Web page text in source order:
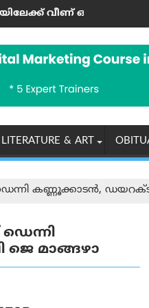
മൂന്നു പേര്‍ക്ക്
LITERATURE & ART
കണ്ണൂക്കാടൻ,
മാങ്ങഴാ